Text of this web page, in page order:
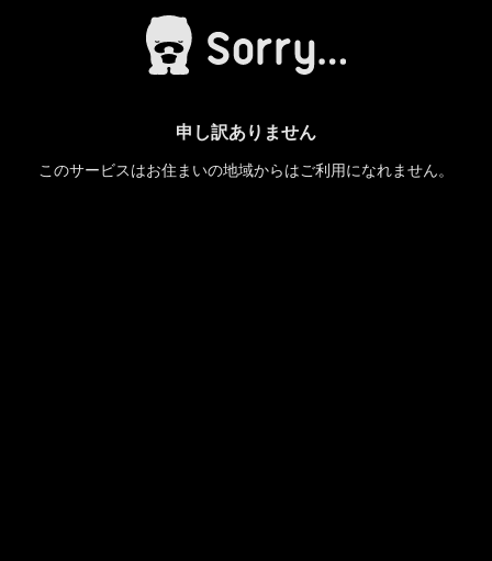
申し訳ありません
このサービスはお住まいの地域からはご利用になれません。